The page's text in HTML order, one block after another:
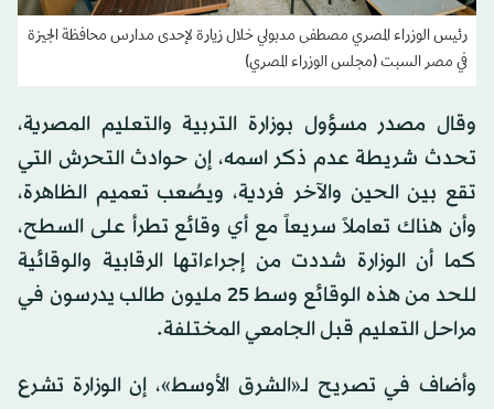
رئيس الوزراء المصري مصطفى مدبولي خلال زيارة لإحدى مدارس محافظة الجيزة
في مصر السبت (مجلس الوزراء المصري)
وقال مصدر مسؤول بوزارة التربية والتعليم المصرية،
تحدث شريطة عدم ذكر اسمه، إن حوادث التحرش التي
تقع بين الحين والآخر فردية، ويصُعب تعميم الظاهرة،
وأن هناك تعاملاً سريعاً مع أي وقائع تطرأ على السطح،
كما أن الوزارة شددت من إجراءاتها الرقابية والوقائية
للحد من هذه الوقائع وسط 25 مليون طالب يدرسون في
مراحل التعليم قبل الجامعي المختلفة.
وأضاف في تصريح لـ«الشرق الأوسط»، إن الوزارة تشرع